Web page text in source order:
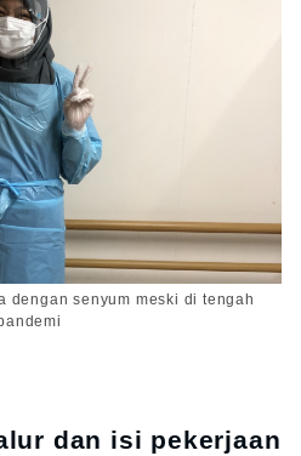
dengan senyum meski di tengah
dan isi pekerjaan